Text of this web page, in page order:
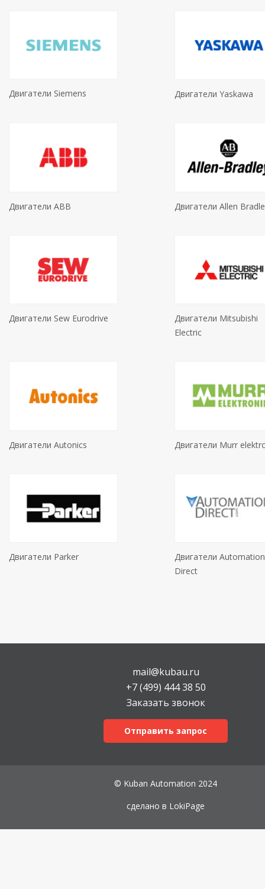
Двигатели Siemens Двигатели Yaskawa
Двигатели ABB Двигатели Allen
Двигатели Sew Eurodrive
Двигатели Mitsubishi
Electric
Двигатели Autonics Двигатели Murr
Двигатели Parker
Двигатели Automation
Direct
mail@kubau.ru
+7 (499) 444 38 50
Заказать звонок
Отправить запрос
© Kuban Automation 2024
сделано в LokiPage